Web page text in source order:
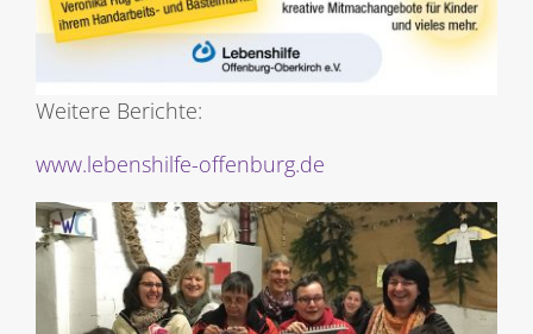
Weitere Berichte:
www.lebenshilfe-offenburg.de